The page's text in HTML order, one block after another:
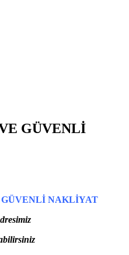
GÜVENLİ
GÜVENLİ NAKLİYAT